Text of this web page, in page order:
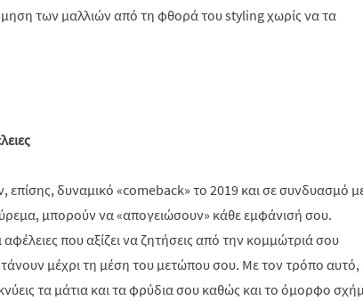
των μαλλιών από τη φθορά του styling χωρίς να τα
επίσης, δυναμικό «comeback» το 2019 και σε συνδυασμό
μπορούν να «απογειώσουν» κάθε εμφάνισή σου.
που αξίζει να ζητήσεις από την κομμώτριά σου
μέχρι τη μέση του μετώπου σου. Με τον τρόπο αυτό,
τα μάτια και τα φρύδια σου καθώς και το όμορφο